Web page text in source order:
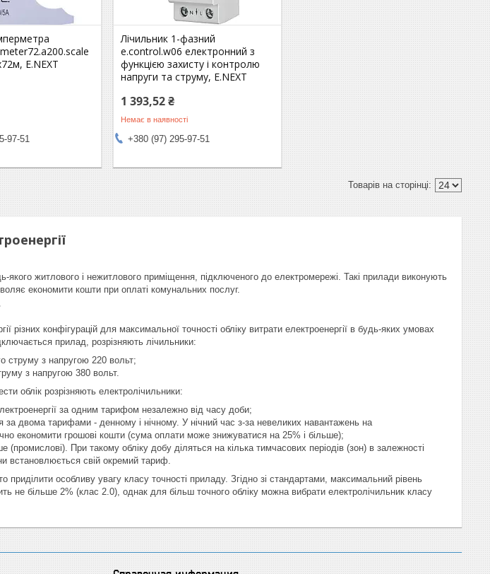
E.NEXT
97-51
Лічильник 1-фазний
e.control.w06 електронний з
функцією захисту і контролю
напруги та струму, E.NEXT
1 393,52 ₴
Немає в наявності
+380 (97) 295-97-51
якого житлового і нежитлового приміщення, підключеного до електромережі. Такі прилади виконують
економити кошти при оплаті комунальних послуг.
різних конфігурацій для максимальної точності обліку витрати електроенергії в будь-яких умовах
прилад, розрізняють лічильники:
струму з напругою 220 вольт;
з напругою 380 вольт.
облік розрізняють електролічильники:
за одним тарифом незалежно від часу доби;
за двома тарифами - денному і нічному. У нічний час з-за невеликих навантажень на
економити грошові кошти (сума оплати може знижуватися на 25% і більше);
(промислові). При такому обліку добу діляться на кілька тимчасових періодів (зон) в залежності
встановлюється свій окремий тариф.
приділити особливу увагу класу точності приладу. Згідно зі стандартами, максимальний рівень
не більше 2% (клас 2.0), однак для більш точного обліку можна вибрати електролічильник класу